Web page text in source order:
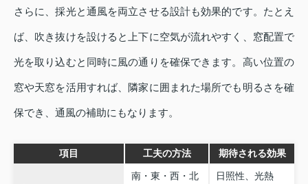
さらに、採光と通風を両立させる設計も効果的です。たとえ
ば、吹き抜けを設けると上下に空気が流れやすく、窓配置で
光を取り込むと同時に風の通りを確保できます。高い位置の
窓や天窓を活用すれば、隣家に囲まれた場所でも明るさを確
保でき、通風の補助にもなります。
項目 工夫の方法 期待される効果
南・東・西・北
日照性、光熱